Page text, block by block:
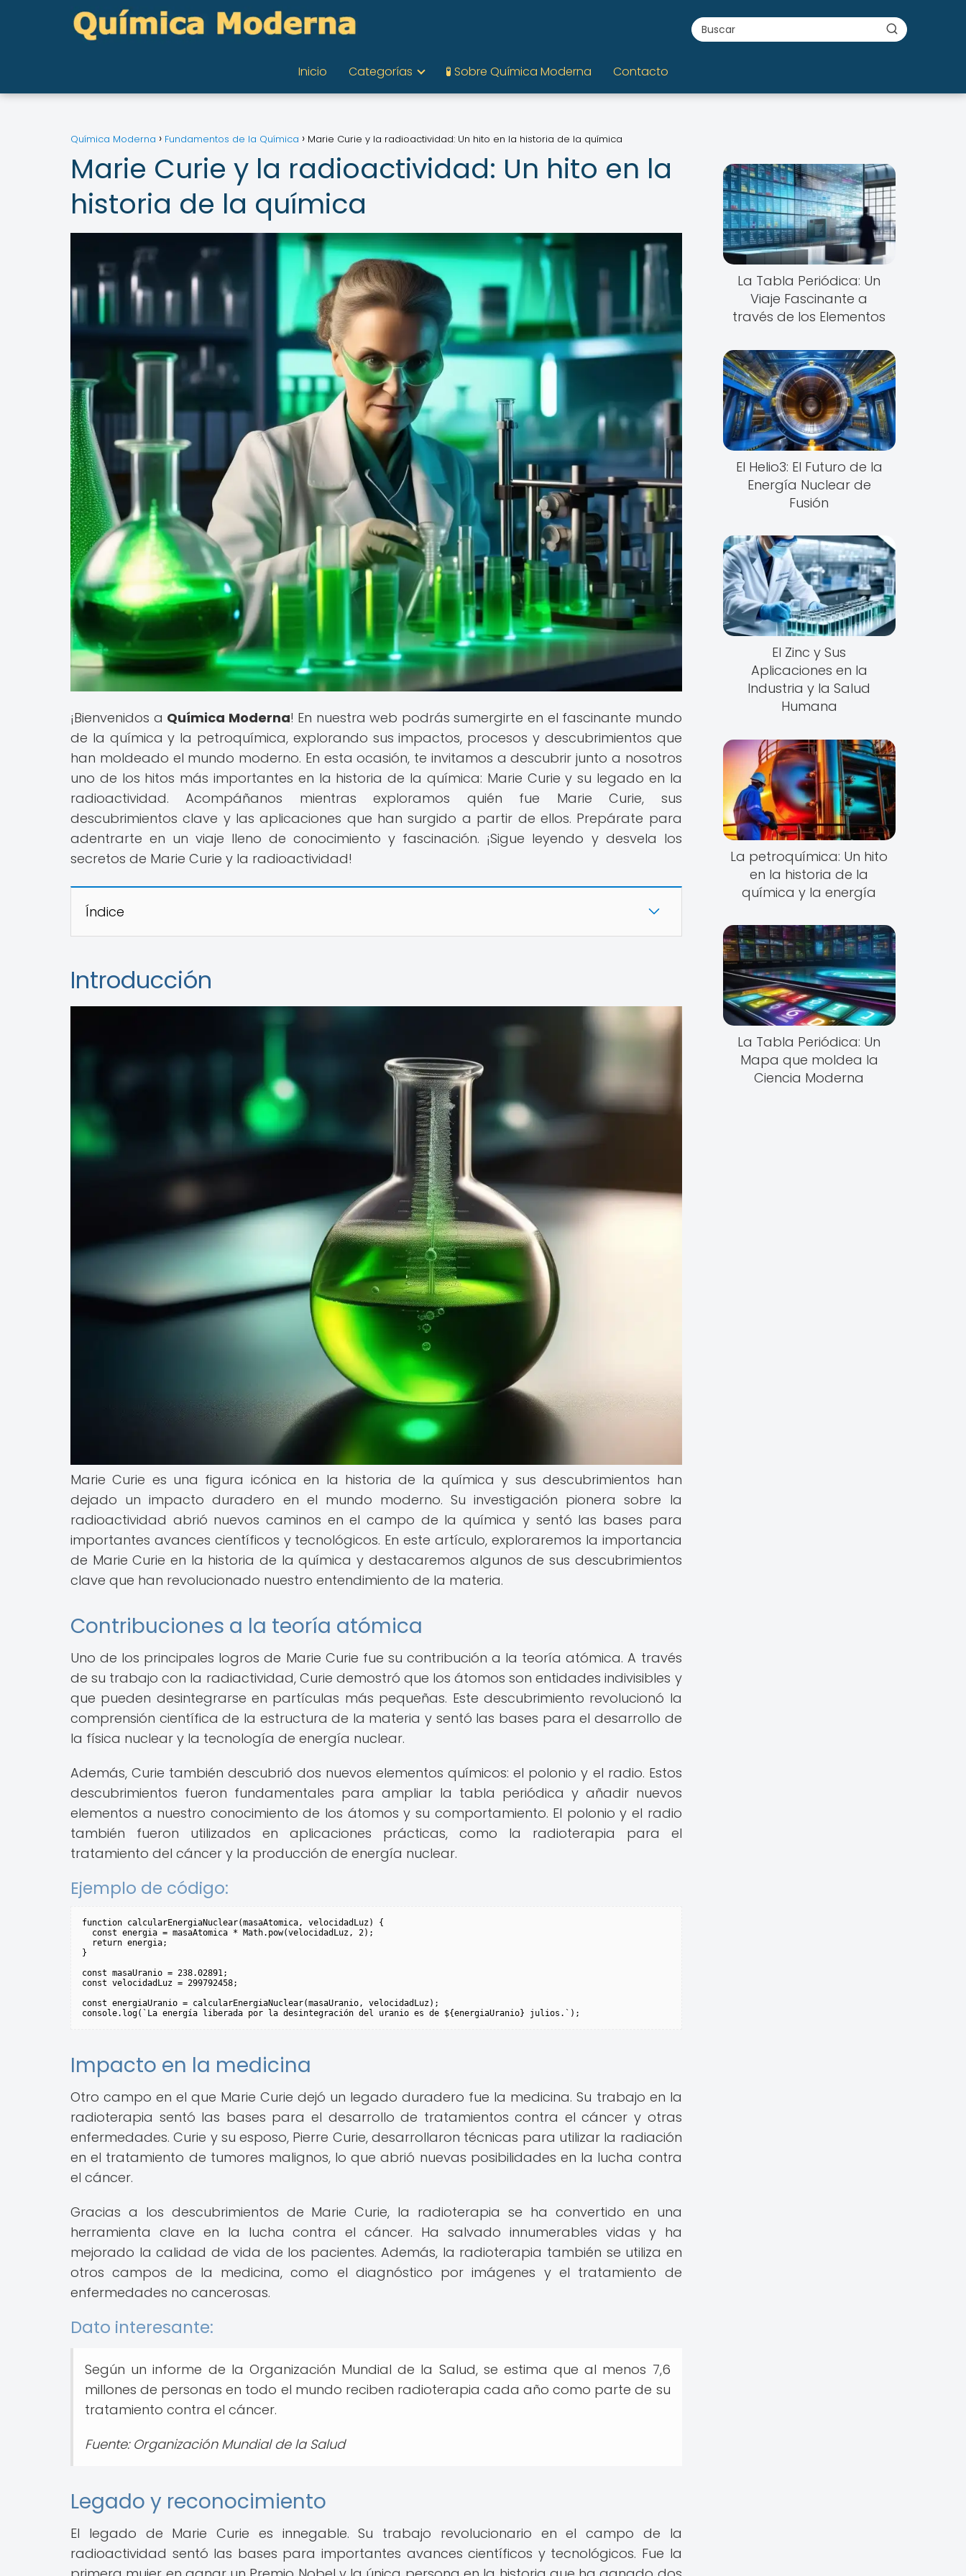
Inicio Categorías 🧪 Sobre Química Moderna Contacto
Química Moderna Fundamentos de la Química Marie Curie y la radioactividad: Un hito en la historia de la química
Marie Curie y la radioactividad: Un hito en la
historia de la química
¡Bienvenidos a Química Moderna! En nuestra web podrás sumergirte en el fascinante mundo
de la química y la petroquímica, explorando sus impactos, procesos y descubrimientos que
han moldeado el mundo moderno. En esta ocasión, te invitamos a descubrir junto a nosotros
uno de los hitos más importantes en la historia de la química: Marie Curie y su legado en la
radioactividad. Acompáñanos mientras exploramos quién fue Marie Curie, sus
descubrimientos clave y las aplicaciones que han surgido a partir de ellos. Prepárate para
adentrarte en un viaje lleno de conocimiento y fascinación. ¡Sigue leyendo y desvela los
secretos de Marie Curie y la radioactividad!
Índice
Introducción
Marie Curie es una figura icónica en la historia de la química y sus descubrimientos han
dejado un impacto duradero en el mundo moderno. Su investigación pionera sobre la
radioactividad abrió nuevos caminos en el campo de la química y sentó las bases para
importantes avances científicos y tecnológicos. En este artículo, exploraremos la importancia
de Marie Curie en la historia de la química y destacaremos algunos de sus descubrimientos
clave que han revolucionado nuestro entendimiento de la materia.
Contribuciones a la teoría atómica
Uno de los principales logros de Marie Curie fue su contribución a la teoría atómica. A través
de su trabajo con la radiactividad, Curie demostró que los átomos son entidades indivisibles y
que pueden desintegrarse en partículas más pequeñas. Este descubrimiento revolucionó la
comprensión científica de la estructura de la materia y sentó las bases para el desarrollo de
la física nuclear y la tecnología de energía nuclear.
Además, Curie también descubrió dos nuevos elementos químicos: el polonio y el radio. Estos
descubrimientos fueron fundamentales para ampliar la tabla periódica y añadir nuevos
elementos a nuestro conocimiento de los átomos y su comportamiento. El polonio y el radio
también fueron utilizados en aplicaciones prácticas, como la radioterapia para el
tratamiento del cáncer y la producción de energía nuclear.
Ejemplo de código:
function calcularEnergiaNuclear(masaAtomica, velocidadLuz) {
  const energia = masaAtomica * Math.pow(velocidadLuz, 2);
  return energia;
}
const masaUranio = 238.02891;
const velocidadLuz = 299792458;
const energiaUranio = calcularEnergiaNuclear(masaUranio, velocidadLuz);
Impacto en la medicina
Otro campo en el que Marie Curie dejó un legado duradero fue la medicina. Su trabajo en la
radioterapia sentó las bases para el desarrollo de tratamientos contra el cáncer y otras
enfermedades. Curie y su esposo, Pierre Curie, desarrollaron técnicas para utilizar la radiación
en el tratamiento de tumores malignos, lo que abrió nuevas posibilidades en la lucha contra
el cáncer.
Gracias a los descubrimientos de Marie Curie, la radioterapia se ha convertido en una
herramienta clave en la lucha contra el cáncer. Ha salvado innumerables vidas y ha
mejorado la calidad de vida de los pacientes. Además, la radioterapia también se utiliza en
otros campos de la medicina, como el diagnóstico por imágenes y el tratamiento de
enfermedades no cancerosas.
Dato interesante:
Según un informe de la Organización Mundial de la Salud, se estima que al menos 7,6
millones de personas en todo el mundo reciben radioterapia cada año como parte de su
tratamiento contra el cáncer.
Fuente: Organización Mundial de la Salud
Legado y reconocimiento
El legado de Marie Curie es innegable. Su trabajo revolucionario en el campo de la
radioactividad sentó las bases para importantes avances científicos y tecnológicos. Fue la
La Tabla Periódica: Un
Viaje Fascinante a
través de los Elementos
El Helio3: El Futuro de la
Energía Nuclear de
Fusión
El Zinc y Sus
Aplicaciones en la
Industria y la Salud
Humana
La petroquímica: Un hito
en la historia de la
química y la energía
La Tabla Periódica: Un
Mapa que moldea la
Ciencia Moderna